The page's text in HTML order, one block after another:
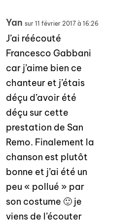
Yan sur 11 février 2017 à 16:26
J’ai réécouté
Francesco Gabbani
car j’aime bien ce
chanteur et j’étais
déçu d’avoir été
déçu sur cette
prestation de San
Remo. Finalement la
chanson est plutôt
bonne et j’ai été un
peu « pollué » par
son costume 🙂 je
viens de l’écouter